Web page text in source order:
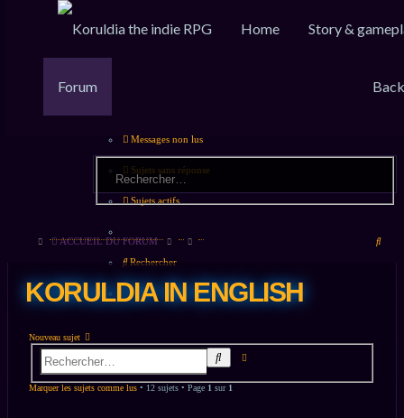
Home Story &
Forum
Messages non lus
Sujets sans réponse
Sujets actifs
Rechercher
Connexion
ACCUEIL DU FORUM
KORULDIA IN ENGLISH
Nouveau sujet
Rechercher
Marquer les sujets comme lus • 12 sujets • Page 1 sur 1